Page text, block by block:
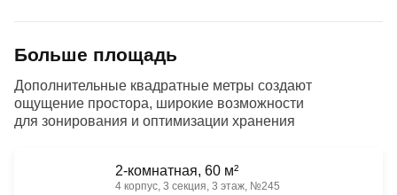
Больше площадь
Дополнительные квадратные метры создают
ощущение простора, широкие возможности
для зонирования и оптимизации хранения
2-комнатная, 60 м²
4 корпус, 3 секция, 3 этаж, №245